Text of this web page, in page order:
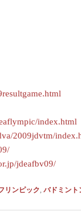
index.html
2009jdvtm/
jdeafbv09/
リンピック, バドミント